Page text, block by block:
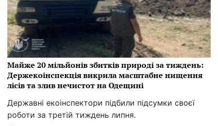
Майже 20 мільйонів збитків природі за тиждень:
Держекоінспекція викрила масштабне нищення
лісів та злив нечистот на Одещині
Державні екоінспектори підбили підсумки своєї
роботи за третій тиждень липня.